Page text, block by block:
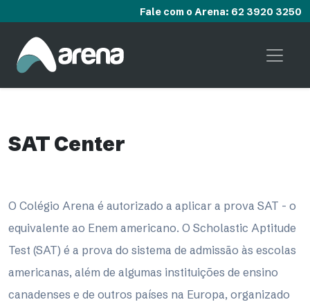
Fale com o Arena: 62 3920 3250
SAT Center
O Colégio Arena é autorizado a aplicar a prova SAT - o
equivalente ao Enem americano. O Scholastic Aptitude
Test (SAT) é a prova do sistema de admissão às escolas
americanas, além de algumas instituições de ensino
canadenses e de outros países na Europa, organizado